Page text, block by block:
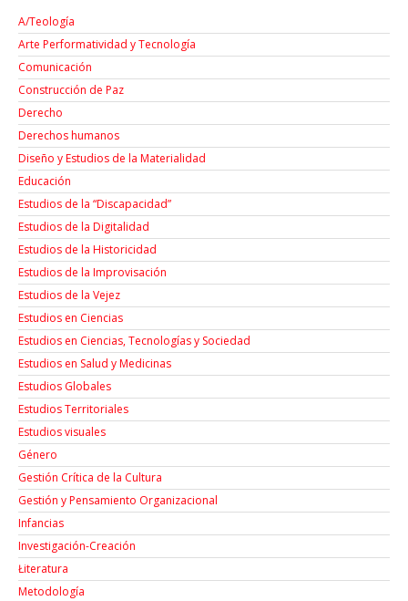
A/Teología
Arte Performatividad y Tecnología
Comunicación
Construcción de Paz
Derecho
Derechos humanos
Diseño y Estudios de la Materialidad
Educación
Estudios de la “Discapacidad”
Estudios de la Digitalidad
Estudios de la Historicidad
Estudios de la Improvisación
Estudios de la Vejez
Estudios en Ciencias
Estudios en Ciencias, Tecnologías y Sociedad
Estudios en Salud y Medicinas
Estudios Globales
Estudios Territoriales
Estudios visuales
Género
Gestión Crítica de la Cultura
Gestión y Pensamiento Organizacional
Infancias
Investigación-Creación
Łiteratura
Metodología